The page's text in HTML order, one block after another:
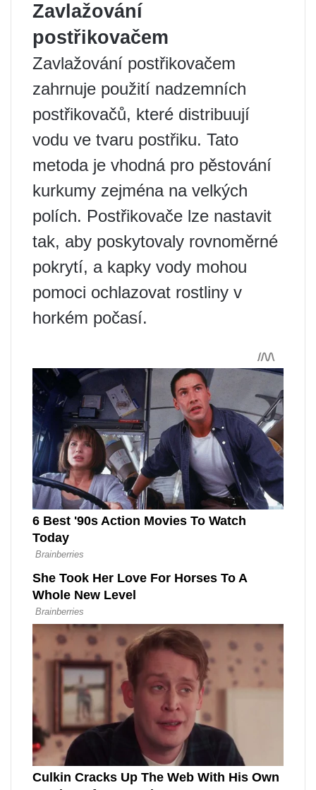
Zavlažování
postřikovačem
Zavlažování postřikovačem
zahrnuje použití nadzemních
postřikovačů, které distribuují
vodu ve tvaru postřiku. Tato
metoda je vhodná pro pěstování
kurkumy zejména na velkých
polích. Postřikovače lze nastavit
tak, aby poskytovaly rovnoměrné
pokrytí, a kapky vody mohou
pomoci ochlazovat rostliny v
horkém počasí.